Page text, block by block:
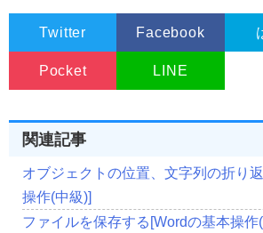
Twitter Facebook
Pocket LINE
関連記事
オブジェクトの位置、文字列の折り
操作(中級)]
ファイルを保存する[Wordの基本操作